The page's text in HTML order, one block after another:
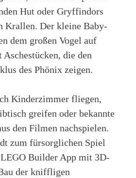
Hut oder Gryffindors
Krallen. Der kleine Baby-
dem großen Vogel auf
die den
des Phönix zeigen.
Kinderzimmer fliegen,
greifen oder bekannte
den Filmen nachspielen.
zum fürsorglichen Spiel
Builder App mit 3D-
der kniffligen